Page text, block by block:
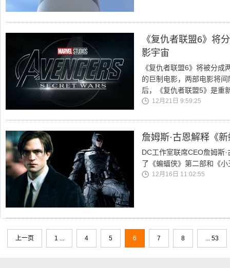
《复仇者联盟6》将
影宇宙
《复仇者联盟6》将被分成
的巨制电影，两部电影将
后，《复仇者联盟5》是重
12月21日 9:59:25
詹姆斯·古恩解释《
DC工作室联席CEO詹姆斯
了《蝙蝠侠》第二部和《
12月16日 11:02:55
上一页 1 ... 4 5 6 7 8 ... 53